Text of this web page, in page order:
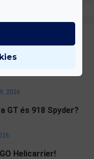
2026
GT és 918 Spyder?
Helicarrier!